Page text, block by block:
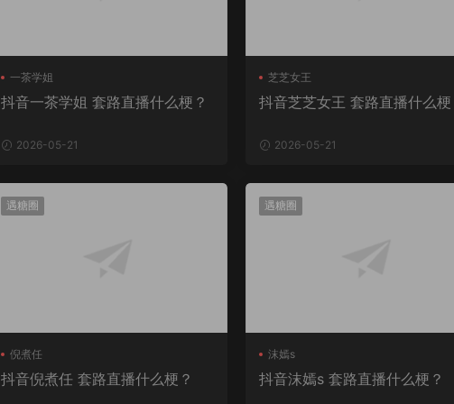
一茶学姐
抖音一茶学姐 套路直播什么梗？
2026-05-21
芝芝女王
抖音芝芝女王 套路直播什么
2026-05-21
遇糖圈
倪煮任
抖音倪煮任 套路直播什么梗？
遇糖圈
沫嫣s
抖音沫嫣s 套路直播什么梗？